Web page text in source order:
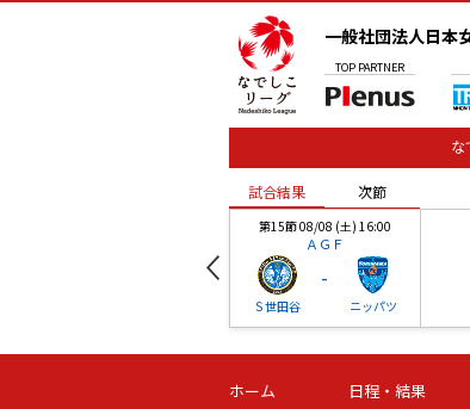
一般社団法人日本
TOP PARTNER
な
試合結果 次節
第15節 08/08 (土) 16:00
ＡＧＦ
Ｓ世田谷
-
ニッパツ
第16節 09/05 (土) 15:00
ニッパツ
試合結果 次節
ホーム 日程・結果